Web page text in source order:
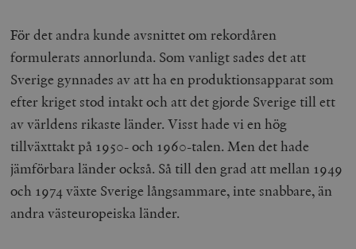
För det andra kunde avsnittet om rekordåren
formulerats annorlunda. Som vanligt sades det att
Sverige gynnades av att ha en produktionsapparat som
efter kriget stod intakt och att det gjorde Sverige till ett
av världens rikaste länder. Visst hade vi en hög
tillväxttakt på 1950- och 1960-talen. Men det hade
jämförbara länder också. Så till den grad att mellan 1949
och 1974 växte Sverige långsammare, inte snabbare, än
andra västeuropeiska länder.